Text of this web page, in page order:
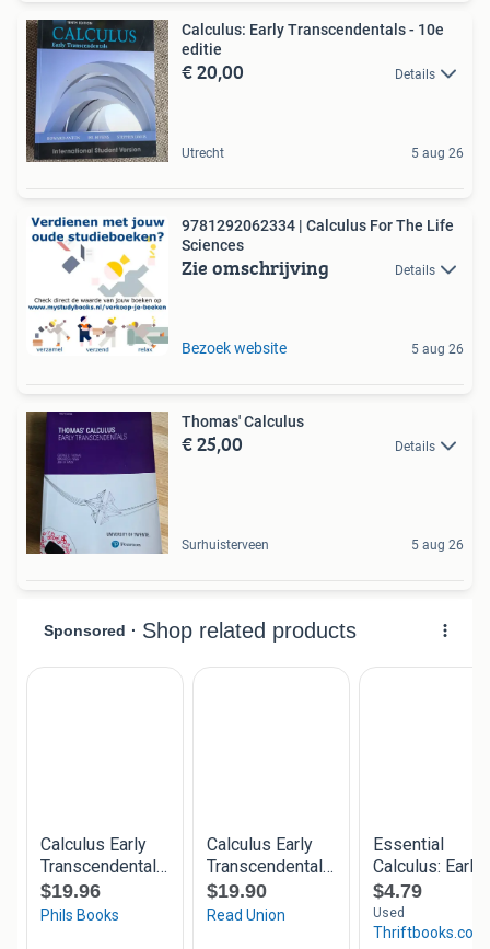
Calculus: Early Transcendentals - 10e
editie
€ 20,00 Details
Utrecht 5 aug 26
9781292062334 | Calculus For The Life
Sciences
Zie omschrijving Details
Bezoek website 5 aug 26
Thomas' Calculus
€ 25,00 Details
Surhuisterveen 5 aug 26